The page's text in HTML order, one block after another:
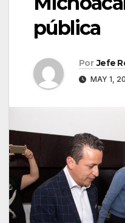
pública
Por Jefe
MAY 1,